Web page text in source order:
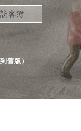
到舊版 ）
訪客簿